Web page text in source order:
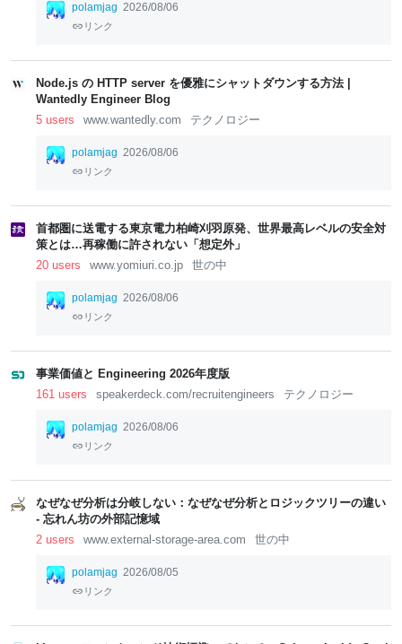
polamjag 2026/08/06
リンク
Node.js の HTTP server を優雅にシャットダウンする方法 |
Wantedly Engineer Blog
5 users
www.wantedly.com テクノロジー
polamjag 2026/08/06
リンク
首都圏に送電する東京電力柏崎刈羽原発、世界最高レベルの安全対
策とは…再稼働に許されない「想定外」
20 users
www.yomiuri.co.jp 世の中
polamjag 2026/08/06
リンク
事業価値と Engineering 2026年度版
161 users
speakerdeck.com/recruitengineers テクノロジー
polamjag 2026/08/06
リンク
なぜなぜ分析は分岐しない：なぜなぜ分析とロジックツリーの違い
- 忘れん坊の外部記憶域
2 users
www.external-storage-area.com 世の中
polamjag 2026/08/05
リンク